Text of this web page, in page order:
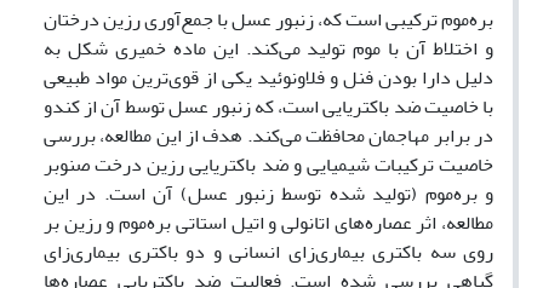
بره‌موم ترکیبی است که، زنبور عسل با جمع‌آوری رزین درختان
و اختلاط آن با موم تولید می‌کند. این ماده خمیری شکل به
دلیل دارا بودن فنل و فلاونوئید یکی از قوی‌ترین مواد طبیعی
با خاصیت ضد باکتریایی است، که زنبور عسل توسط آن از کندو
در برابر مهاجمان محافظت می‌کند. هدف از این مطالعه، بررسی
خاصیت ترکیبات شیمیایی و ضد باکتریایی رزین درخت صنوبر
و بره‌موم (تولید شده توسط زنبور عسل) آن است. در این
مطالعه، اثر عصاره‌های اتانولی و اتیل استاتی بره‌موم و رزین بر
روی سه باکتری بیماری‌زای انسانی و دو باکتری بیماری‌زای
گیاهی بررسی شده است. فعالیت ضد باکتریایی عصاره‌ها